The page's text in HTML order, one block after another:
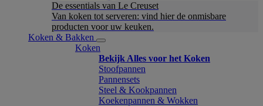
De essentials van Le Creuset
Van koken tot serveren: vind hier de onmisbare
producten voor uw keuken.
Koken & Bakken
Koken
Bekijk Alles voor het Koken
Stoofpannen
Pannensets
Steel & Kookpannen
Koekenpannen & Wokken